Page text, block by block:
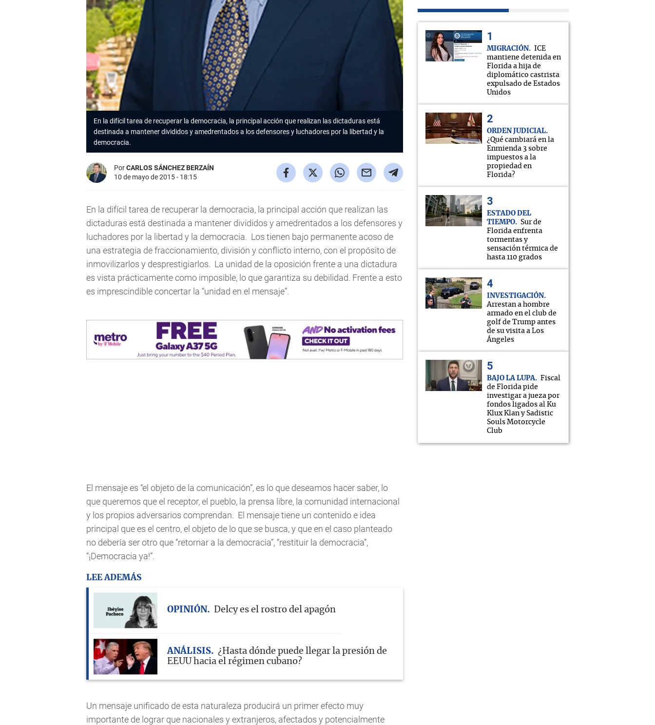
En la difícil tarea de recuperar la democracia, la principal acción que realizan las dictaduras está
destinada a mantener divididos y amedrentados a los defensores y luchadores por la libertad y la
democracia.
PorCARLOS SÁNCHEZ BERZAÍN
10 de mayo de 2015 - 18:15
En la difícil tarea de recuperar la democracia, la principal acción que realizan las
dictaduras está destinada a mantener divididos y amedrentados a los defensores y
luchadores por la libertad y la democracia. Los tienen bajo permanente acoso de
una estrategia de fraccionamiento, división y conflicto interno, con el propósito de
inmovilizarlos y desprestigiarlos. La unidad de la oposición frente a una dictadura
es vista prácticamente como imposible, lo que garantiza su debilidad. Frente a esto
es imprescindible concertar la “unidad en el mensaje”.
El mensaje es “el objeto de la comunicación”, es lo que deseamos hacer saber, lo
que queremos que el receptor, el pueblo, la prensa libre, la comunidad internacional
y los propios adversarios comprendan. El mensaje tiene un contenido e idea
principal que es el centro, el objeto de lo que se busca, y que en el caso planteado
no debería ser otro que “retornar a la democracia”, “restituir la democracia”,
“¡Democracia ya!”.
LEE ADEMÁS
OPINIÓN Delcy es el rostro del apagón
ANÁLISIS
¿Hasta dónde puede llegar la presión de
EEUU hacia el régimen cubano?
Un mensaje unificado de esta naturaleza producirá un primer efecto muy
importante de lograr que nacionales y extranjeros, afectados y potencialmente
MIGRACIÓN
ICE
mantiene detenida en
Florida a hija de
diplomático castrista
expulsado de Estados
Unidos
ORDEN JUDICIAL
¿Qué cambiará en la
Enmienda 3 sobre
impuestos a la
propiedad en
Florida?
ESTADO DEL
TIEMPO
Sur de
Florida enfrenta
tormentas y
sensación térmica de
hasta 110 grados
INVESTIGACIÓN
Arrestan a hombre
armado en el club de
golf de Trump antes
de su visita a Los
Ángeles
BAJO LA LUPA
Fiscal
de Florida pide
investigar a jueza por
fondos ligados al Ku
Klux Klan y Sadistic
Souls Motorcycle
Club